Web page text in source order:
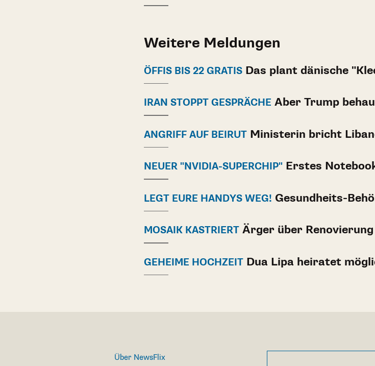
Weitere Meldungen
ÖFFIS BIS 22 GRATIS Das plant dänische
IRAN STOPPT GESPRÄCHE Aber Trump
ANGRIFF AUF BEIRUT Ministerin bricht
NEUER "NVIDIA-SUPERCHIP" Erstes
LEGT EURE HANDYS WEG! Gesundheits-
MOSAIK KASTRIERT Ärger über
GEHEIME HOCHZEIT Dua Lipa heiratet
Über NewsFlix